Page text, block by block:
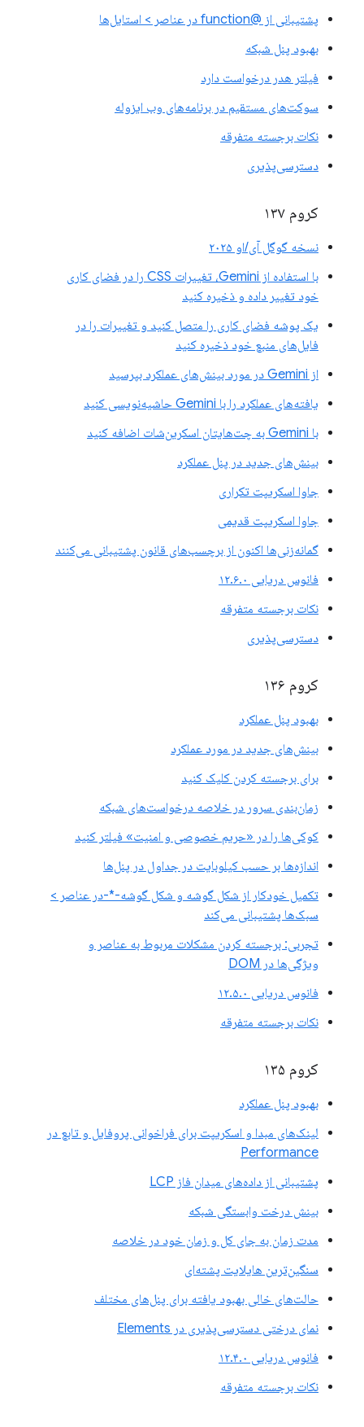
پشتیبانی از @function در عناصر > استایل‌ها
بهبود پنل شبکه
فیلتر هدر درخواست دارد
سوکت‌های مستقیم در برنامه‌های وب ایزوله
نکات برجسته متفرقه
دسترسی‌پذیری
کروم ۱۳۷
نسخه گوگل آی/او ۲۰۲۵
با استفاده از Gemini، تغییرات CSS را در فضای کاری
خود تغییر داده و ذخیره کنید
یک پوشه فضای کاری را متصل کنید و تغییرات را در
فایل‌های منبع خود ذخیره کنید
از Gemini در مورد بینش‌های عملکرد بپرسید
یافته‌های عملکرد را با Gemini حاشیه‌نویسی کنید
با Gemini به چت‌هایتان اسکرین‌شات اضافه کنید
بینش‌های جدید در پنل عملکرد
جاوا اسکریپت تکراری
جاوا اسکریپت قدیمی
گمانه‌زنی‌ها اکنون از برچسب‌های قانون پشتیبانی می‌کنند
فانوس دریایی ۱۲.۶.۰
نکات برجسته متفرقه
دسترسی‌پذیری
کروم ۱۳۶
بهبود پنل عملکرد
بینش‌های جدید در مورد عملکرد
برای برجسته کردن کلیک کنید
زمان‌بندی سرور در خلاصه درخواست‌های شبکه
کوکی‌ها را در «حریم خصوصی و امنیت» فیلتر کنید
اندازه‌ها بر حسب کیلوبایت در جداول در پنل‌ها
تکمیل خودکار از شکل گوشه و شکل گوشه-*-در عناصر >
سبک‌ها پشتیبانی می‌کند
تجربی: برجسته کردن مشکلات مربوط به عناصر و
ویژگی‌ها در DOM
فانوس دریایی ۱۲.۵.۰
نکات برجسته متفرقه
کروم ۱۳۵
بهبود پنل عملکرد
لینک‌های مبدا و اسکریپت برای فراخوانی پروفایل و تابع در
Performance
پشتیبانی از داده‌های میدان فاز LCP
بینش درخت وابستگی شبکه
مدت زمان به جای کل و زمان خود در خلاصه
سنگین‌ترین هایلایت پشته‌ای
حالت‌های خالی بهبود یافته برای پنل‌های مختلف
نمای درختی دسترسی‌پذیری در Elements
فانوس دریایی ۱۲.۴.۰
نکات برجسته متفرقه